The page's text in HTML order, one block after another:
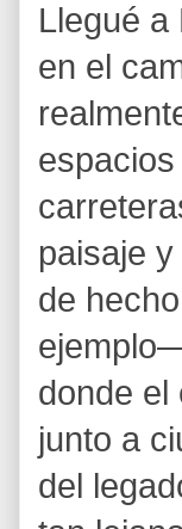
Llegué a
en el
paisaje
de
donde el
junto a
del